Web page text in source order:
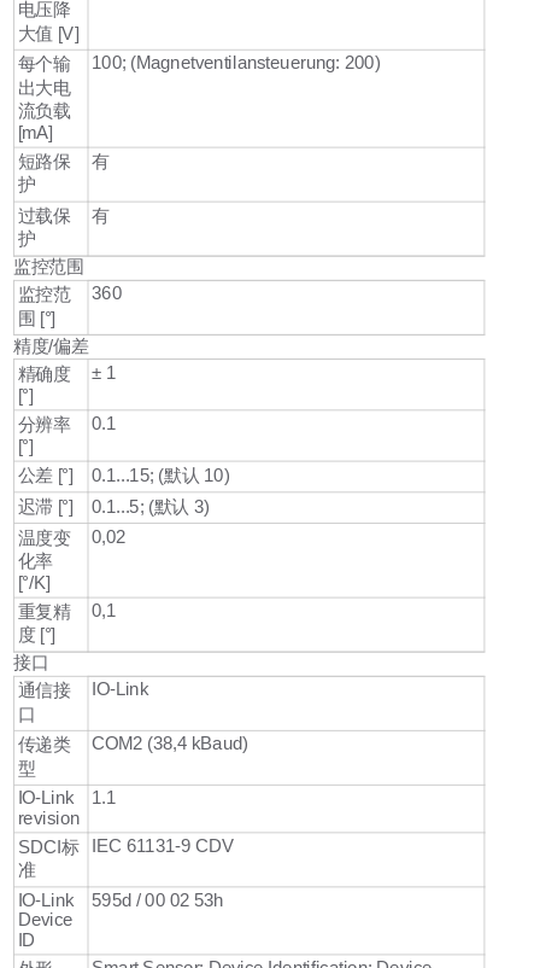
电压降
大值 [V]
每个输
出大电
流负载
[mA]
100; (Magnetventilansteuerung: 200)
短路保
护
有
过载保
护
有
监控范围
监控范
围 [°]
360
精度/偏差
精确度
[°]
± 1
分辨率
[°]
0.1
公差 [°] 0.1...15; (默认 10)
迟滞 [°] 0.1...5; (默认 3)
温度变
化率
[°/K]
0,02
重复精
度 [°]
0,1
接口
通信接
口
IO-Link
传递类
型
COM2 (38,4 kBaud)
IO-Link
revision
1.1
SDCI标
准
IEC 61131-9 CDV
IO-Link
Device
ID
595d / 00 02 53h